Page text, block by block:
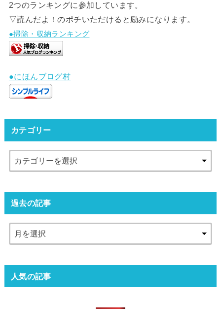
2つのランキングに参加しています。
▽読んだよ！のポチいただけると励みになります。
●掃除・収納ランキング
●にほんブログ村
カテゴリー
過去の記事
人気の記事